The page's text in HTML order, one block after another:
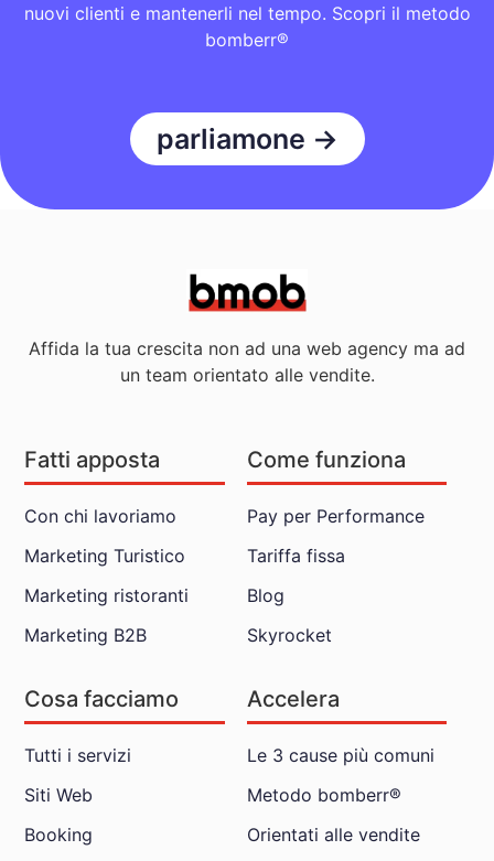
nuovi clienti e mantenerli nel tempo. Scopri il metodo
bomberr®
parliamone →
Affida la tua crescita non ad una web agency ma ad
un team orientato alle vendite.
Fatti apposta
Con chi lavoriamo
Marketing Turistico
Marketing ristoranti
Marketing B2B
Come funziona
Pay per Performance
Tariffa fissa
Blog
Skyrocket
Cosa facciamo
Tutti i servizi
Siti Web
Booking
Accelera
Le 3 cause più comuni
Metodo bomberr®
Orientati alle vendite